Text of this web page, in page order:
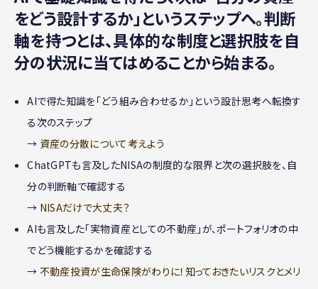
をどう設計するか」というステップへ。判断
軸を持つとは、具体的な制度と選択肢を自
分の状況に当てはめることから始まる。
AIで得た知識を「どう組み合わせるか」という設計思考へ転換す
る次のステップ
→ 資産の分散について考えよう
ChatGPTも言及したNISAの制度的な限界と次の選択肢を、自
分の判断軸で確認する
→ NISAだけで大丈夫？
AIも言及した「実物資産としての不動産」が、ポートフォリオの中
でどう機能するかを確認する
→ 不動産投資が生命保険がわりに！知っておきたいリスクとメリ